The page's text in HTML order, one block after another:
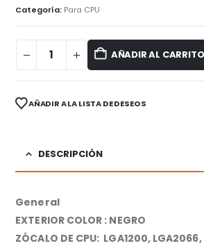
Categoría: Para CPU
AÑADIR AL CARRITO
AÑADIR A LA LISTA DE DESEOS
DESCRIPCIÓN
General
EXTERIOR COLOR : NEGRO
ZÓCALO DE CPU: LGA1200,